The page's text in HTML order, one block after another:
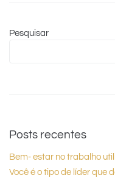
Pesquisar
Posts recentes
Bem- estar no trabalho
Você é o tipo de líder que